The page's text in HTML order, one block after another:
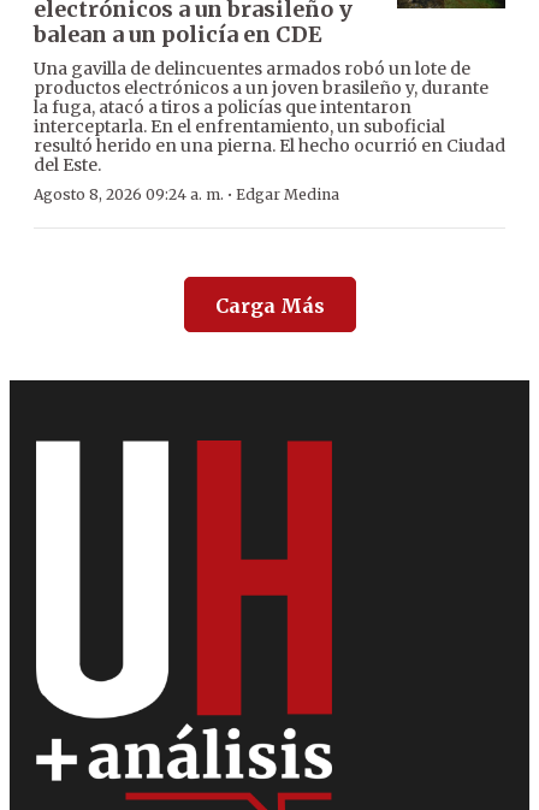
electrónicos a un brasileño y
balean a un policía en CDE
Una gavilla de delincuentes armados robó un lote de
productos electrónicos a un joven brasileño y, durante
la fuga, atacó a tiros a policías que intentaron
interceptarla. En el enfrentamiento, un suboficial
resultó herido en una pierna. El hecho ocurrió en Ciudad
del Este.
Agosto 8, 2026 09:24 a. m. · Edgar Medina
Carga Más